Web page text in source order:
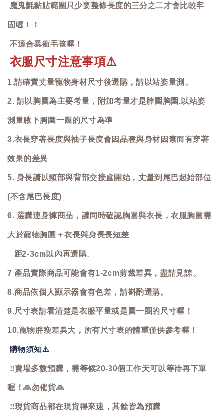
魔鬼氈黏貼範圍只少要整條長度的三分之二才會比較牢
固喔！！
不適合暴衝毛孩喔！
衣服尺寸注意事項⚠️
1.請確實丈量寵物身材尺寸後選購，請以站姿量測。
2. 請以胸圍為主要考量，附加考量才是脖圍胸圍.以站姿
測量腋下胸圍一圈的尺寸為準
3.衣長穿著長度與袖子長度會因品種與身材因素而有穿著
效果的差異
5. 身長請以頸部與背部交接處開始，丈量到尾巴起始部位
(不含尾巴長度)
6. 選購連身褲商品，請同時確認胸圍與衣長，衣服胸圍需
大於寵物胸圍＋衣長與身長長短差
距2-3cm以內再選購。
7 產品實際商品可能會有1-2cm剪裁差異，盡請見諒。
8.商品依個人顯示器會有色差，請斟酌選購。
9.尺寸表請看清楚是衣服平量或是圍一圈的尺寸喔！
10.寵物胖瘦差異大，所有尺寸表的體重僅供參考喔！
購物須知⚠️
‼️賣場多數預購，需等候20-30個工作天可以等待再下單
喔！🙏勿催貨🙏
‼️現貨商品都在現貨得來速，其餘皆為預購